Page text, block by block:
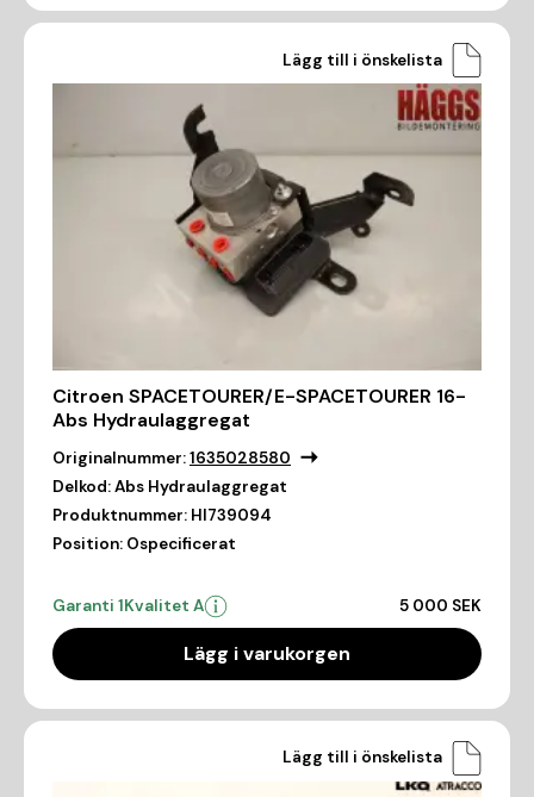
Lägg till i önskelista
Citroen SPACETOURER/E-SPACETOURER 16-
Abs Hydraulaggregat
Originalnummer:1635028580
Delkod:Abs Hydraulaggregat
Produktnummer: HI739094
Position: Ospecificerat
Garanti 1Kvalitet A 5 000 SEK
Lägg i varukorgen
Lägg till i önskelista